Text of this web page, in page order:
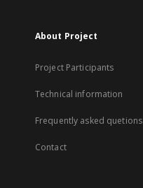
About Project
Project Participants
Technical information
Frequently asked quetions
Contact